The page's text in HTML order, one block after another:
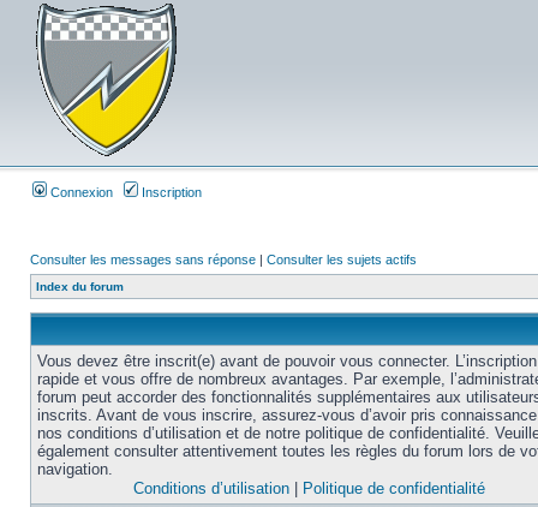
Connexion Inscription
Consulter les messages sans réponse | Consulter les sujets actifs
Index du forum
Vous devez être inscrit(e) avant de pouvoir vous connecter.
rapide et vous offre de nombreux avantages. Par exemple,
forum peut accorder des fonctionnalités supplémentaires aux
inscrits. Avant de vous inscrire, assurez-vous d’avoir pris
nos conditions d’utilisation et de notre politique de confidentialité.
également consulter attentivement toutes les règles du forum lors de
navigation.
Conditions d’utilisation
Politique de confidentialité